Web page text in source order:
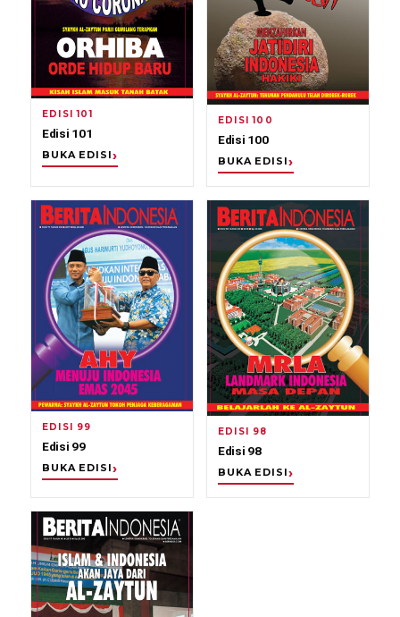
EDISI 101
Edisi 101
BUKA EDISI
EDISI 100
Edisi 100
BUKA EDISI
EDISI 99
Edisi 99
BUKA EDISI
EDISI 98
Edisi 98
BUKA EDISI